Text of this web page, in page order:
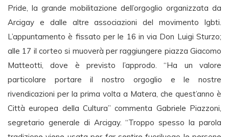
Pride, la grande mobilitazione dell’orgoglio organizzata da
Arcigay e dalle altre associazioni del movimento lgbti.
L’appuntamento è fissato per le 16 in via Don Luigi Sturzo;
alle 17 il corteo si muoverà per raggiungere piazza Giacomo
Matteotti, dove è previsto l’approdo. “Ha un valore
particolare portare il nostro orgoglio e le nostre
rivendicazioni per la prima volta a Matera, che quest’anno è
Città europea della Cultura” commenta Gabriele Piazzoni,
segretario generale di Arcigay. “Troppo spesso la parola